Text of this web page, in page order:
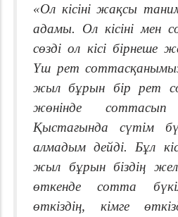
«Ол кісіні жақсы
адамы. Ол кісіні мен
сөзді ол кісі
Үш рет
жыл бұрын бір рет
жөнінде соттасып
Қыстағында сүтім
алмадым дейді. Бұл
жыл бұрын біздің
өткенде сотта
өткіздің, кімге